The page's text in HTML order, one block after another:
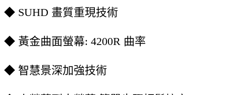
◆ SUHD 畫質重現技術
◆ 黃金曲面螢幕: 4200R 曲率
◆ 智慧景深加強技術